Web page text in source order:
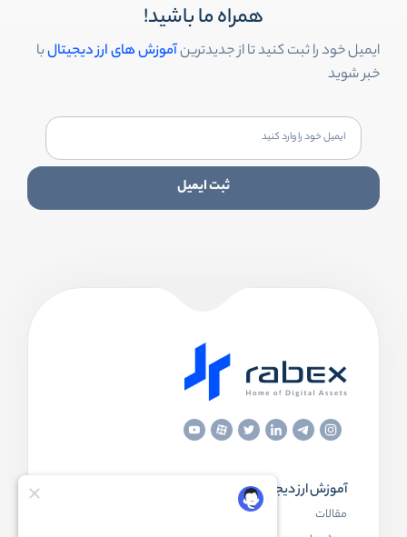
همراه ما باشید!
ایمیل خود را ثبت کنید تا از جدیدترینآموزش های ارز دیجیتالبا
خبر شوید
ثبت ایمیل
آموزش ارز دیجیتال
مقالات